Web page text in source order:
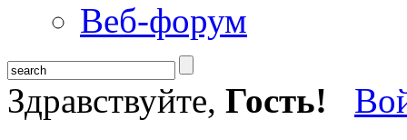
Веб-форум
Здравствуйте, Гость!